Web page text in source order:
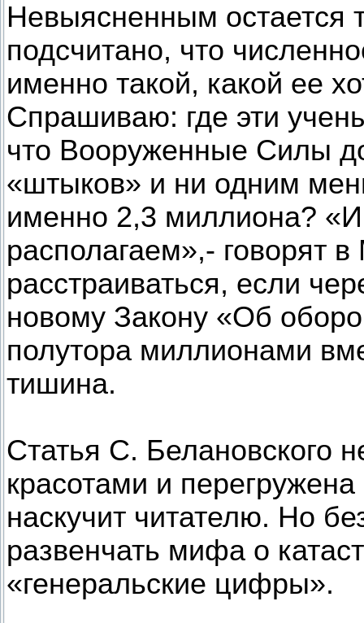
Невыясненным остается
подсчитано, что
именно такой, какой ее
Спрашиваю: где эти
что Вооруженные Силы
«штыков» и ни одним
именно 2,3 миллиона?
располагаем»,- говорят
расстраиваться, если
новому Закону «Об
полутора миллионами
тишина.
Статья С. Белановского
красотами и
наскучит читателю. Но
развенчать мифа о
«генеральские цифры».